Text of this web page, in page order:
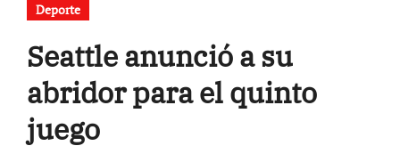
Deporte
Seattle anunció a su
abridor para el quinto
juego